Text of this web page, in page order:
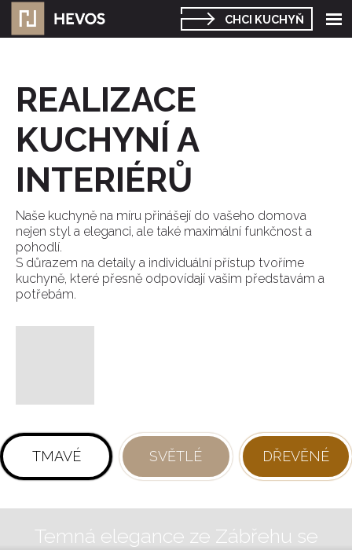
CHCI KUCHYŇ
REALIZACE
KUCHYNÍ A
INTERIÉRŮ
Naše kuchyně na míru přinášejí do vašeho domova
nejen styl a eleganci, ale také maximální funkčnost a
pohodlí.
S důrazem na detaily a individuální přístup tvoříme
kuchyně, které přesně odpovídají vašim představám a
potřebám.
TMAVÉ SVĚTLÉ DŘEVĚNÉ
Temná elegance ze Zábřehu se